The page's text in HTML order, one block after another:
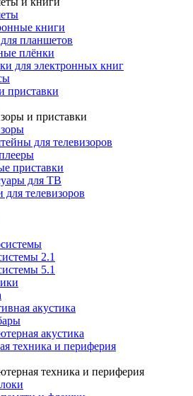
книги
планшетов
плёнки
для электронных книг
приставки
и приставки
для телевизоров
приставки
для ТВ
для телевизоров
2.1
5.1
акустика
акустика
техника и периферия
техника и периферия